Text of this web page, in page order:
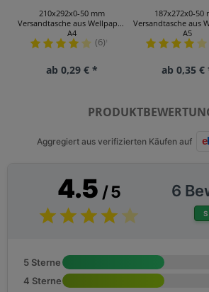
210x292x0-50 mm
Versandtasche aus Wellpappe
A4
(6)¹
ab 0,29 € *
187x272x0-50
Versandtasche aus
A5
ab 0,35 €
Aggregiert aus verifizierten Käufen auf
4.5 / 5 6
5 Sterne
4 Sterne